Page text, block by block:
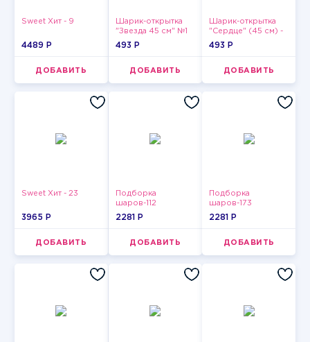
Sweet Хит - 9
4489 P
ДОБАВИТЬ
Шарик-открытка
"Звезда 45 см" №1
493 P
ДОБАВИТЬ
Шарик-открытка
"Сердце" (45 см) -
2
493 P
ДОБАВИТЬ
Sweet Хит - 23
3965 P
ДОБАВИТЬ
Подборка
шаров-112
2281 P
ДОБАВИТЬ
Подборка
шаров-173
2281 P
ДОБАВИТЬ